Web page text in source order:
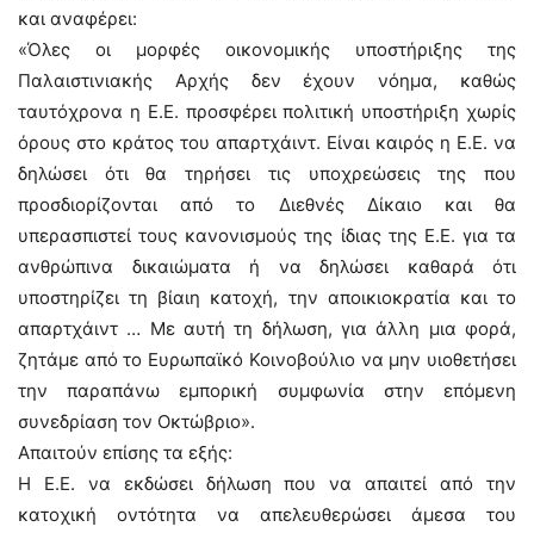
και αναφέρει:
«Όλες οι μορφές οικονομικής υποστήριξης της
Παλαιστινιακής Αρχής δεν έχουν νόημα, καθώς
ταυτόχρονα η Ε.Ε. προσφέρει πολιτική υποστήριξη χωρίς
όρους στο κράτος του απαρτχάιντ. Είναι καιρός η Ε.Ε. να
δηλώσει ότι θα τηρήσει τις υποχρεώσεις της που
προσδιορίζονται από το Διεθνές Δίκαιο και θα
υπερασπιστεί τους κανονισμούς της ίδιας της Ε.Ε. για τα
ανθρώπινα δικαιώματα ή να δηλώσει καθαρά ότι
υποστηρίζει τη βίαιη κατοχή, την αποικιοκρατία και το
απαρτχάιντ … Με αυτή τη δήλωση, για άλλη μια φορά,
ζητάμε από το Ευρωπαϊκό Κοινοβούλιο να μην υιοθετήσει
την παραπάνω εμπορική συμφωνία στην επόμενη
συνεδρίαση τον Οκτώβριο».
Απαιτούν επίσης τα εξής:
Η Ε.Ε. να εκδώσει δήλωση που να απαιτεί από την
κατοχική οντότητα να απελευθερώσει άμεσα του